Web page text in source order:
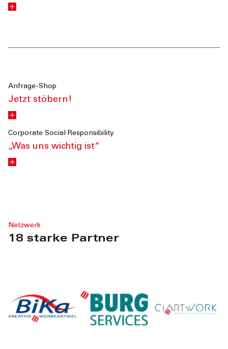
Anfrage-Shop
Jetzt stöbern!
Corporate Social Responsibility
„Was uns wichtig ist“
Netzwerk
18 starke Partner